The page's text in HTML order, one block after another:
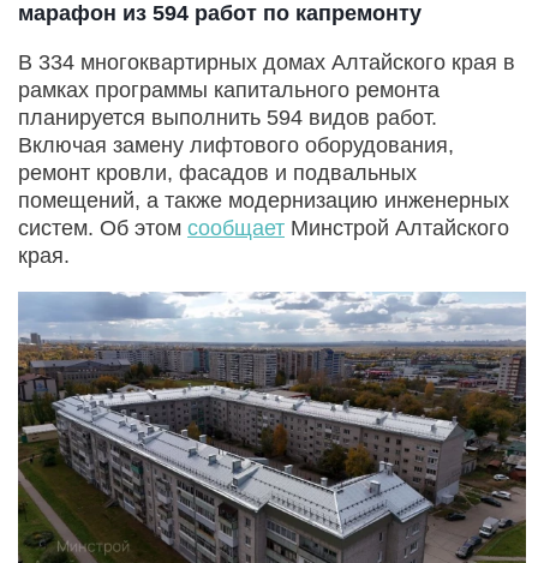
марафон из 594 работ по капремонту
В 334 многоквартирных домах Алтайского края в
рамках программы капитального ремонта
планируется выполнить 594 видов работ.
Включая замену лифтового оборудования,
ремонт кровли, фасадов и подвальных
помещений, а также модернизацию инженерных
систем. Об этом сообщает Минстрой Алтайского
края.